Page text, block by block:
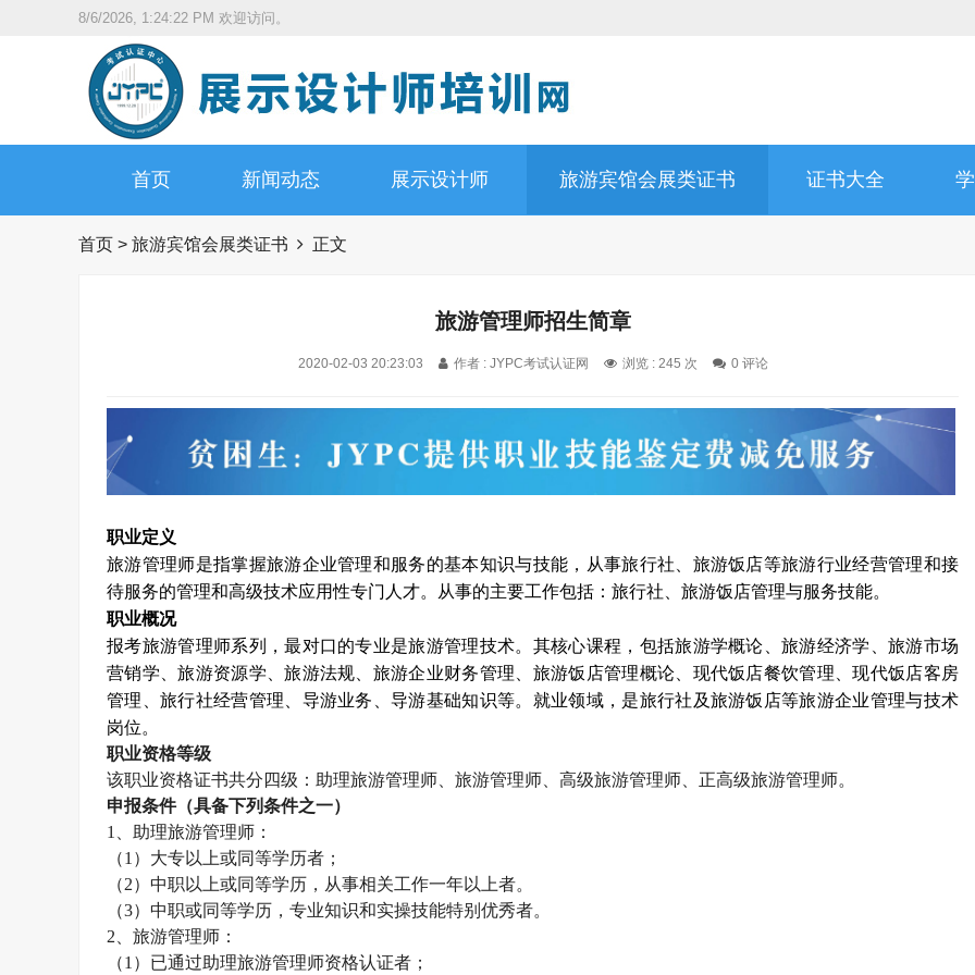
8/6/2026, 1:24:23 PM 欢迎访问。
首页 新闻动态 展示设计师 旅游宾馆会展类证书 证书大全
首页 > 旅游宾馆会展类证书 正文
旅游管理师招生简章
2020-02-03 20:23:03 作者 : JYPC考试认证网 浏览 : 245 次 0 评论
职业定义
旅游管理师是指掌握旅游企业管理和服务的基本知识与技能，从事旅行社、旅游饭店等旅游行业经营管理和接
待服务的管理和高级技术应用性专门人才。从事的主要工作包括：旅行社、旅游饭店管理与服务技能。
职业概况
报考旅游管理师系列，最对口的专业是旅游管理技术。其核心课程，包括旅游学概论、旅游经济学、旅游市场
营销学、旅游资源学、旅游法规、旅游企业财务管理、旅游饭店管理概论、现代饭店餐饮管理、现代饭店客房
管理、旅行社经营管理、导游业务、导游基础知识等。就业领域，是旅行社及旅游饭店等旅游企业管理与技术
岗位。
职业资格等级
该职业资格证书共分四级：助理旅游管理师、旅游管理师、高级旅游管理师、正高级旅游管理师。
申报条件（具备下列条件之一）
1
、助理旅游管理师：
（1 ）大专以上或同等学历者；
（2）中职以上或同等学历，从事相关工作一年以上者。
（3）中职或同等学历，专业知识和实操技能特别优秀者。
2 、旅游管理师：
（1 ）已通过助理旅游管理师资格认证者；